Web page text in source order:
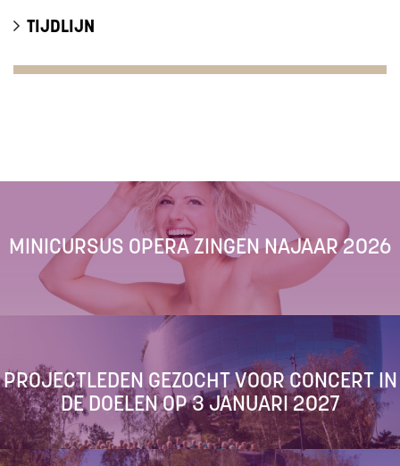
TIJDLIJN
MINICURSUS OPERA ZINGEN NAJAAR 2026
PROJECTLEDEN GEZOCHT VOOR CONCERT IN
DE DOELEN OP 3 JANUARI 2027